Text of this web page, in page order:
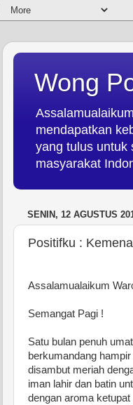
Wong
mendapatkan
yang tulus untuk
masyarakat
SENIN, 12 AGUSTUS
Positifku :
Assalamualaikum
Semangat Pagi !
Satu bulan penuh
berkumandang
disambut meriah
iman lahir dan batin
dengan aroma